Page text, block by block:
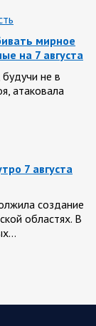
мирное
на 7 августа
не в
атаковала
7 августа
создание
областях. В